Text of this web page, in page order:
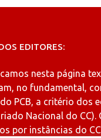
EDITORES:
nesta página
no fundamental,
PCB, a critério dos
Nacional do CC).
por instâncias do